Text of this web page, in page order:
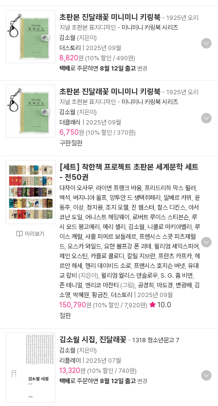
초판본 진달래꽃 미니미니 키링북 - 1925년 오리
지널 초판본 표지디자인 - 미니미니 키링북 시리즈
김소월 (지은이)
더스토리
2025년 09월
8,820원 (10% 할인 / 490원)
택배로 주문하면 8월 12일 출고 변경
초판본 진달래꽃 미니미니 키링북 - 1925년 오리
지널 초판본 표지디자인 - 미니미니 키링북 시리즈
김소월 (지은이)
더클래식
2025년 09월
6,750원 (10% 할인 / 370원)
구판절판
미리보기
[세트] 착한책 프로젝트 초판본 세계문학 세트
- 전50권
다자이 오사무 라이먼 프랭크 바움 프리드리히 막스 뮐러
백석 버지니아 울프 앙투안 드 생텍쥐페리 알베르 카뮈 윤
동주 이상 정지용, 조지 오웰 진 웹스터 찰스 디킨스 아서
코난 도일 어니스트 헤밍웨이 로버트 루이스 스티븐슨 루
시 모드 몽고메리
메리 셸리 김소월 니콜로 마키아벨리 루
이스 캐럴 샤를 피에르 보들레르 프랜시스 스콧 피츠제럴
드 오스카 와일드 요한 볼프강 폰 괴테 윌리엄 셰익스피어
제인 오스틴 카를로 콜로디 칼릴 지브란, 프란츠 카프카, 헤
르만 헤세
헨리 데이비드 소로 프랜시스 호지슨 버넷 유대
교 랍비 (지은이), 윌리엄 월리스 덴슬로우 S. G. 흄 비먼
존 테니얼 엔리코 마잔티 (그림), 공경희 마도경 변광배 김
소영 박혜원 황금진 더스토리 2025년 09월
150,790원 (10% 할인 / 7,920원)
10.0
절판
김소월 시집, 진달래꽃 - 1318 청소년문고 7
김소월 (지은이)
리플레이
2025년 07월
13,320원 (10% 할인 / 740원)
택배로 주문하면 8월 12일 출고 변경